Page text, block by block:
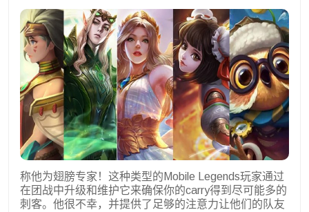
称他为翅膀专家！这种类型的Mobile Legends玩家通过
在团战中升级和维护它来确保你的carry得到尽可能多的
刺客。他很不幸，并提供了足够的注意力让他们的队友